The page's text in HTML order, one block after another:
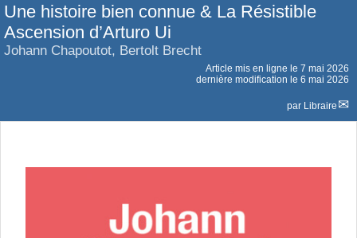
Une histoire bien connue & La Résistible
Ascension d’Arturo Ui
Johann Chapoutot, Bertolt Brecht
Article mis en ligne le 7 mai 2026
dernière modification le 6 mai 2026
par Libraire